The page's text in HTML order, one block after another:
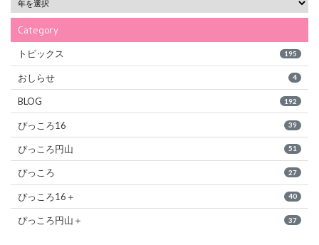
Category
トピックス 195
おしらせ 4
BLOG 192
ぴっころ16 39
ぴっころ円山 51
ぴっころ 27
ぴっころ16＋ 40
ぴっころ円山＋ 37